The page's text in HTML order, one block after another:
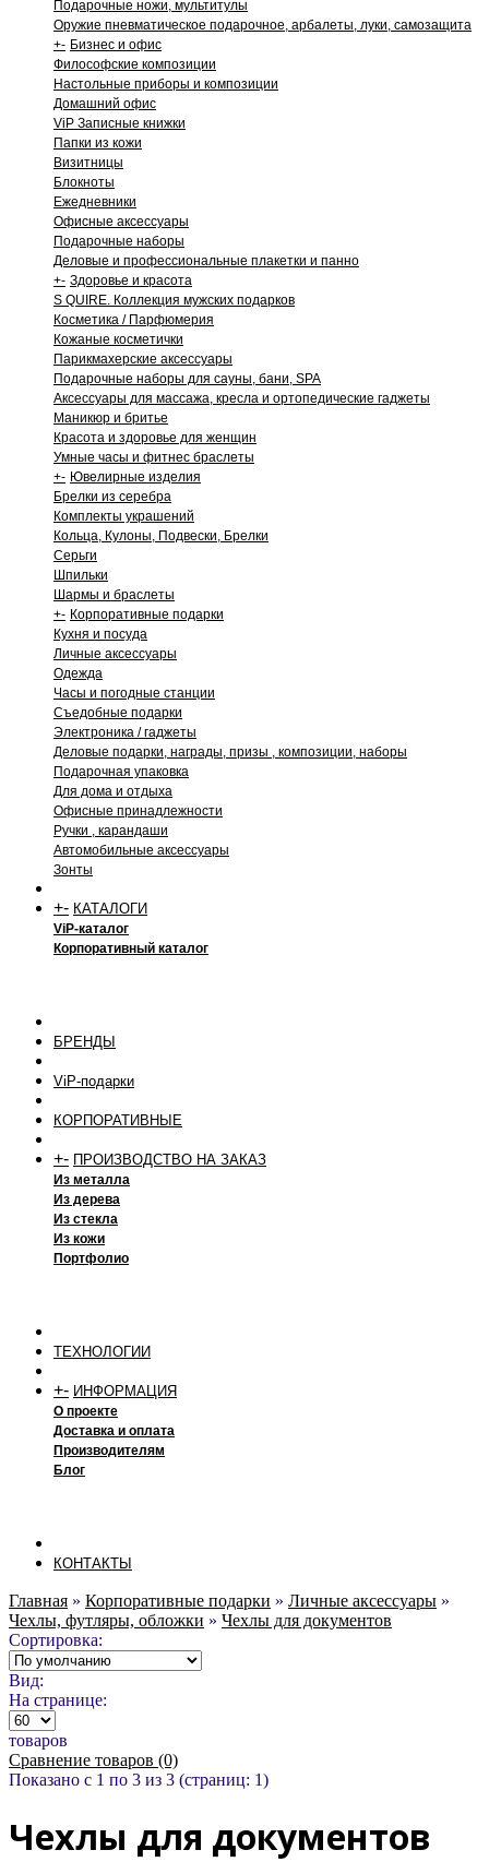
Подарочные ножи, мультитулы
Оружие пневматическое подарочное, арбалеты, луки, самозащита
+- Бизнес и офис
Философские композиции
Настольные приборы и композиции
Домашний офис
ViP Записные книжки
Папки из кожи
Визитницы
Блокноты
Ежедневники
Офисные аксессуары
Подарочные наборы
Деловые и профессиональные плакетки и панно
+- Здоровье и красота
S QUIRE. Коллекция мужских подарков
Косметика / Парфюмерия
Кожаные косметички
Парикмахерские аксессуары
Подарочные наборы для сауны, бани, SPA
Аксессуары для массажа, кресла и ортопедические гаджеты
Маникюр и бритье
Красота и здоровье для женщин
Умные часы и фитнес браслеты
+- Ювелирные изделия
Брелки из серебра
Комплекты украшений
Кольца, Кулоны, Подвески, Брелки
Серьги
Шпильки
Шармы и браслеты
+- Корпоративные подарки
Кухня и посуда
Личные аксессуары
Одежда
Часы и погодные станции
Съедобные подарки
Электроника / гаджеты
Деловые подарки, награды, призы , композиции, наборы
Подарочная упаковка
Для дома и отдыха
Офисные принадлежности
Ручки , карандаши
Автомобильные аксессуары
Зонты
+- КАТАЛОГИ
ViP-каталог
Корпоративный каталог
БРЕНДЫ
ViP-подарки
КОРПОРАТИВНЫЕ
+- ПРОИЗВОДСТВО НА ЗАКАЗ
Из металла
Из дерева
Из стекла
Из кожи
Портфолио
ТЕХНОЛОГИИ
+- ИНФОРМАЦИЯ
О проекте
Доставка и оплата
Производителям
Блог
КОНТАКТЫ
Главная » Корпоративные подарки » Личные аксессуары »
Чехлы, футляры, обложки » Чехлы для документов
Сортировка:
Вид:
На странице:
товаров
Сравнение товаров (0)
Показано с 1 по 3 из 3 (страниц: 1)
Чехлы для документов